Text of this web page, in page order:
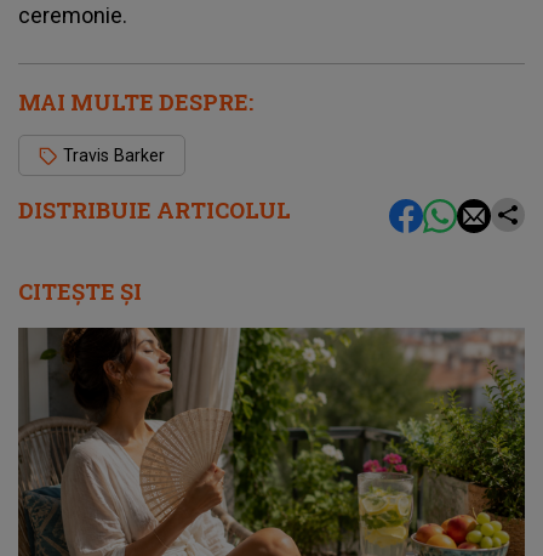
DISTRIBUIE ARTICOLUL
ceremonie.
MAI MULTE DESPRE:
Travis Barker
CITEȘTE ȘI